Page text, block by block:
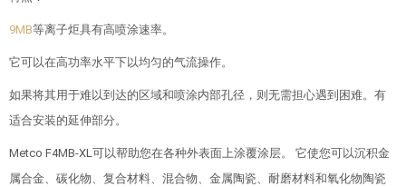
9MB等离子炬具有高喷涂速率。
它可以在高功率水平下以均匀的气流操作。
如果将其用于难以到达的区域和喷涂内部孔径，则无需担心遇到困难。有
适合安装的延伸部分。
Metco F4MB-XL可以帮助您在各种外表面上涂覆涂层。 它使您可以沉积金
属合金、碳化物、复合材料、混合物、金属陶瓷、耐磨材料和氧化物陶瓷